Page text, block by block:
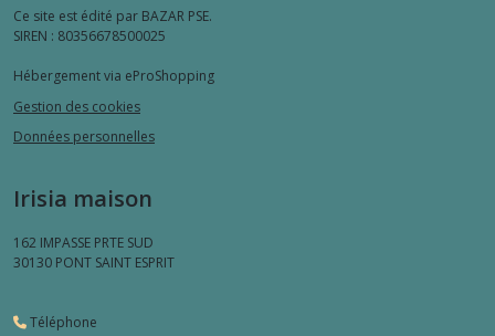
Ce site est édité par BAZAR PSE.
SIREN : 80356678500025
Hébergement via eProShopping
Gestion des cookies
Données personnelles
Irisia maison
162 IMPASSE PRTE SUD
30130 PONT SAINT ESPRIT
Téléphone